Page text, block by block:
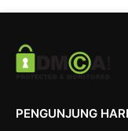
PENGUNJUNG